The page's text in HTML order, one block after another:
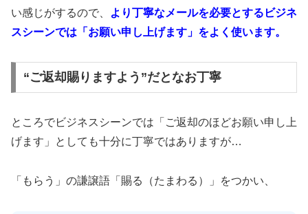
い感じがするので、
より丁寧なメールを必要とするビジネ
スシーンでは「お願い申し上げます」をよく使います。
“ご返却賜りますよう”だとなお丁寧
ところでビジネスシーンでは「ご返却のほどお願い申し上
げます」としても十分に丁寧ではありますが…
「もらう」の謙譲語「賜る（たまわる）」をつかい、